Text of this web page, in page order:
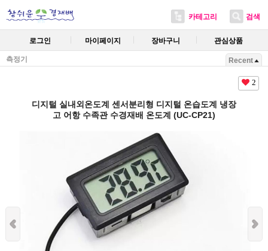
카테고리 검색
로그인 마이페이지 장바구니 관심상품
측정기 Recent
2
디지털 실내외온도계 센서분리형 디지털 온습도계 냉장
고 어항 수족관 수경재배 온도계 (UC-CP21)